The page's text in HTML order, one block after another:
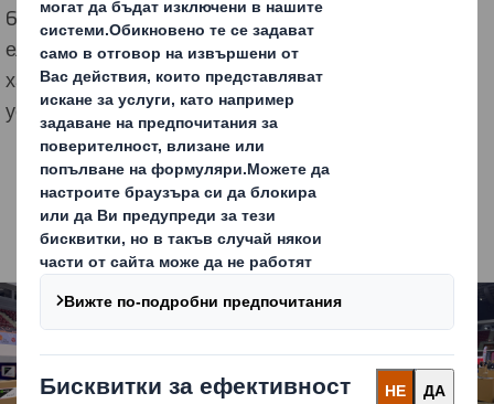
60% от щандовете на водещото събитие за
електронна търговия са изработени от рециклирани
хартиени материали с помощта на лидера в
устойчивите опаковки Ди Ес Смит